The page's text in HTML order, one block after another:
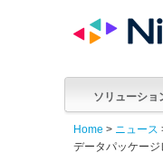
ソリューショ
Home > ニュース
データパッケー